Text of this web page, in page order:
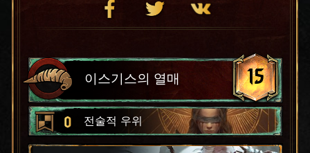
이스기스의 열매 15
0 전술적 우위